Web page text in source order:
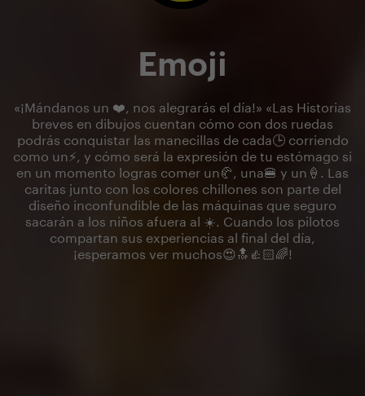
Emoji
«¡Mándanos un ❤️, nos alegrarás el día!» «Las Historias
breves en dibujos cuentan cómo con dos ruedas
podrás conquistar las manecillas de cada🕒 corriendo
como un⚡, y cómo será la expresión de tu estómago si
en un momento logras comer un🥐, una🍔 y un🍦. Las
caritas junto con los colores chillones son parte del
diseño inconfundible de las máquinas que seguro
sacarán a los niños afuera al ☀️. Cuando los pilotos
compartan sus experiencias al final del día,
¡esperamos ver muchos😍🔝👍🏻🌈!